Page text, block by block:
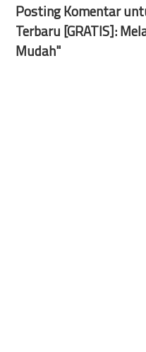
Posting Komentar
Terbaru [GRATIS]:
Mudah"